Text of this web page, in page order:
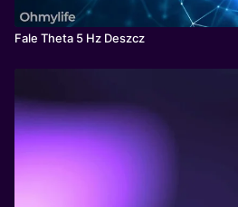
Fale Theta 5 Hz Deszcz